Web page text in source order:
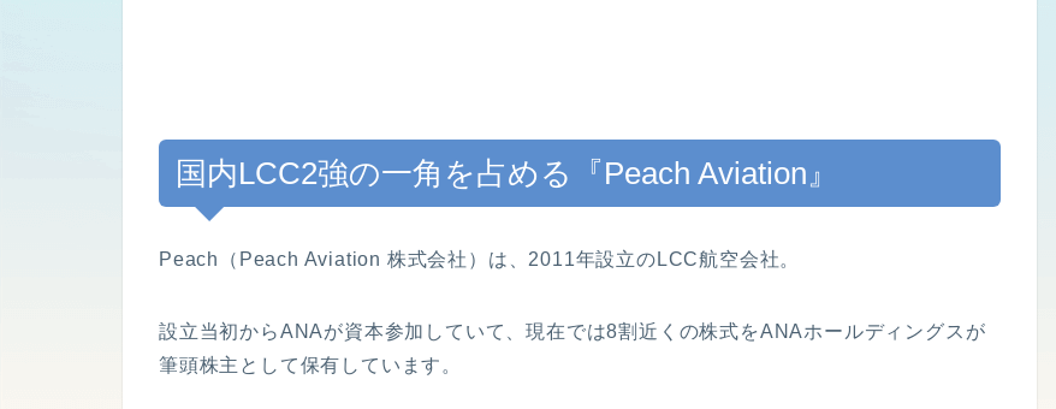
国内LCC2強の一角を占める『Peach Aviation』
Peach（Peach Aviation 株式会社）は、2011年設立のLCC航空会社。
設立当初からANAが資本参加していて、現在では8割近くの株式をANAホールディングスが
筆頭株主として保有しています。